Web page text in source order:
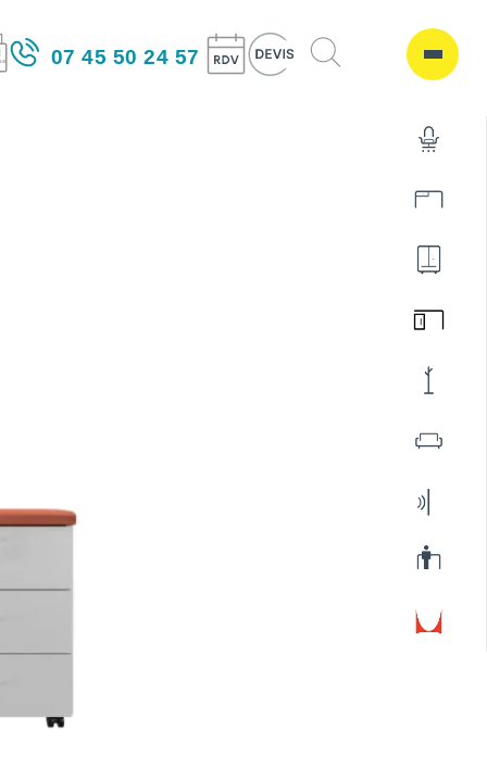
07 45 50 24 57